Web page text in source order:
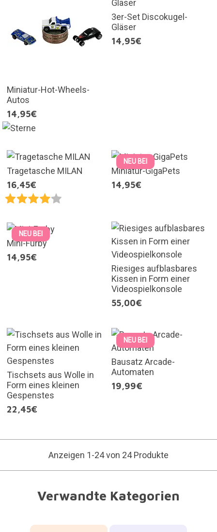
Miniatur-Hot-Wheels-
Autos
14,95€
3er-Set Discokugel-
Gläser
14,95€
Tragetasche MILAN
16,45€
NEU BEI
Miniatur-GigaPets
14,95€
NEU BEI
Mini-Furby
14,95€
Riesiges aufblasbares
Kissen in Form einer
Videospielkonsole
55,00€
Tischsets aus Wolle in
Form eines kleinen
Gespenstes
22,45€
NEU BEI
Bausatz Arcade-
Automaten
19,99€
Anzeigen 1-24 von 24 Produkte
Verwandte Kategorien